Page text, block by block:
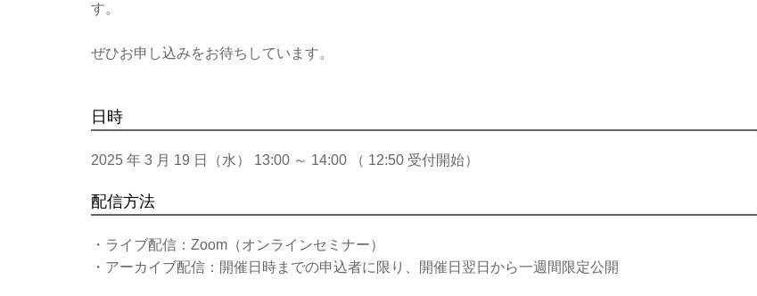
す。
ぜひお申し込みをお待ちしています。
日時
2025 年 3 月 19 日（水） 13:00 ～ 14:00 （ 12:50 受付開始）
配信方法
・ライブ配信：Zoom（オンラインセミナー）
・アーカイブ配信：開催日時までの申込者に限り、開催日翌日から一週間限定公開